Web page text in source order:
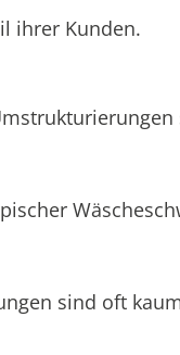
ihrer Kunden.
sind oft